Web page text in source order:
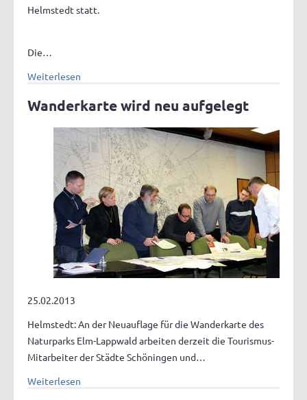
Helmstedt statt.
Die…
Weiterlesen
Wanderkarte wird neu aufgelegt
25.02.2013
Helmstedt: An der Neuauflage für die Wanderkarte des
Naturparks Elm-Lappwald arbeiten derzeit die Tourismus-
Mitarbeiter der Städte Schöningen und…
Weiterlesen